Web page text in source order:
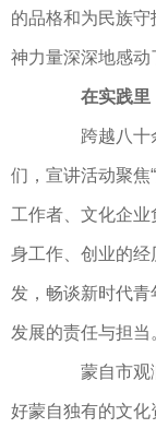
的品格和为民族
神力量深深地感动
在实践里
跨越八十余
们，宣讲活动聚焦
工作者、文化企
身工作、创业的
发，畅谈新时代
发展的责任与担当
蒙自市观澜
好蒙自独有的文